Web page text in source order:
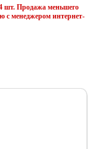
шт. Продажа меньшего
с менеджером интернет-